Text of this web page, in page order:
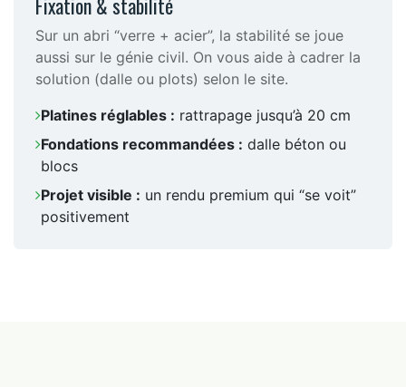
Sur un abri “verre + acier”, la stabilité se joue
aussi sur le génie civil. On vous aide à cadrer la
solution (dalle ou plots) selon le site.
Platines réglables : rattrapage jusqu’à 20 cm
Fondations recommandées : dalle béton ou
blocs
Projet visible : un rendu premium qui “se voit”
positivement